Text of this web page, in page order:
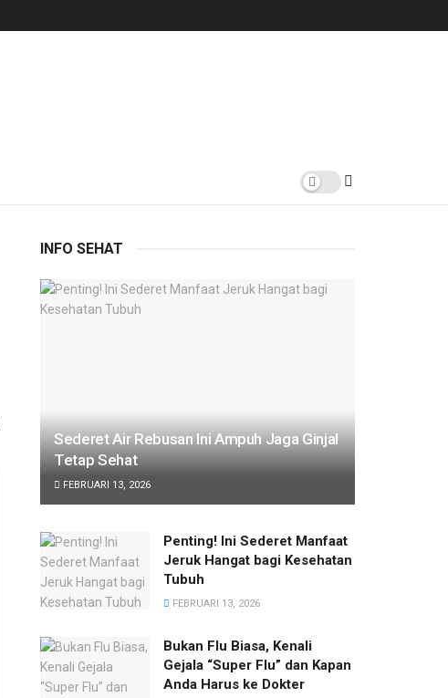
INFO SEHAT
Sederet Air Rebusan Ini Ampuh Jaga Ginjal
Tetap Sehat
FEBRUARI 13, 2026
Penting! Ini Sederet Manfaat
Jeruk Hangat bagi Kesehatan
Tubuh
FEBRUARI 13, 2026
Bukan Flu Biasa, Kenali
Gejala “Super Flu” dan Kapan
Anda Harus ke Dokter